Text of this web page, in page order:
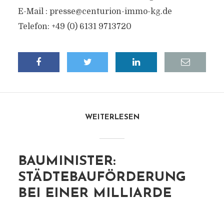
E-Mail : presse@centurion-immo-kg.de
Telefon: +49 (0) 6131 9713720
WEITERLESEN
BAUMINISTER:
STÄDTEBAUFÖRDERUNG
BEI EINER MILLIARDE